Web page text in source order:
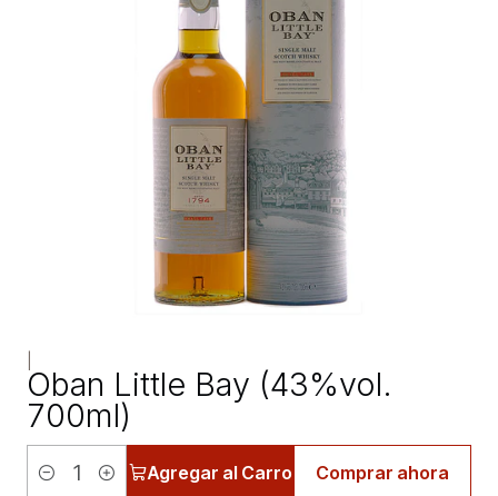
Oban Little Bay (43%vol.
700ml)
Cantidad
Agregar al Carro Comprar ahora